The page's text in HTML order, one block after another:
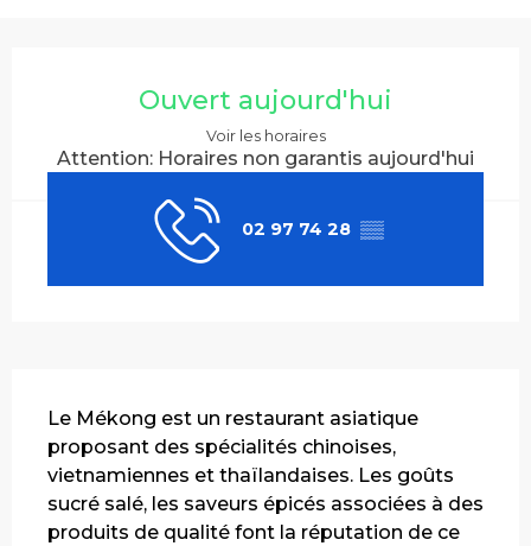
Ouvert aujourd'hui
Voir les horaires
Attention: Horaires non garantis aujourd'hui
02 97 74 28 ▒▒
Le Mékong est un restaurant asiatique
proposant des spécialités chinoises,
vietnamiennes et thaïlandaises. Les goûts
sucré salé, les saveurs épicés associées à des
produits de qualité font la réputation de ce